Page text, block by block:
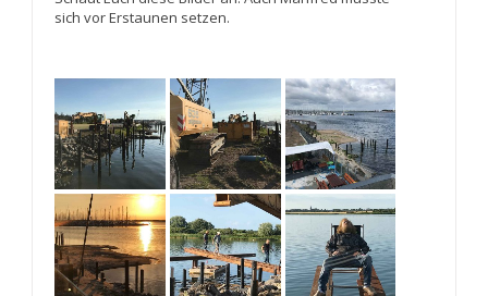
sich vor Erstaunen setzen.